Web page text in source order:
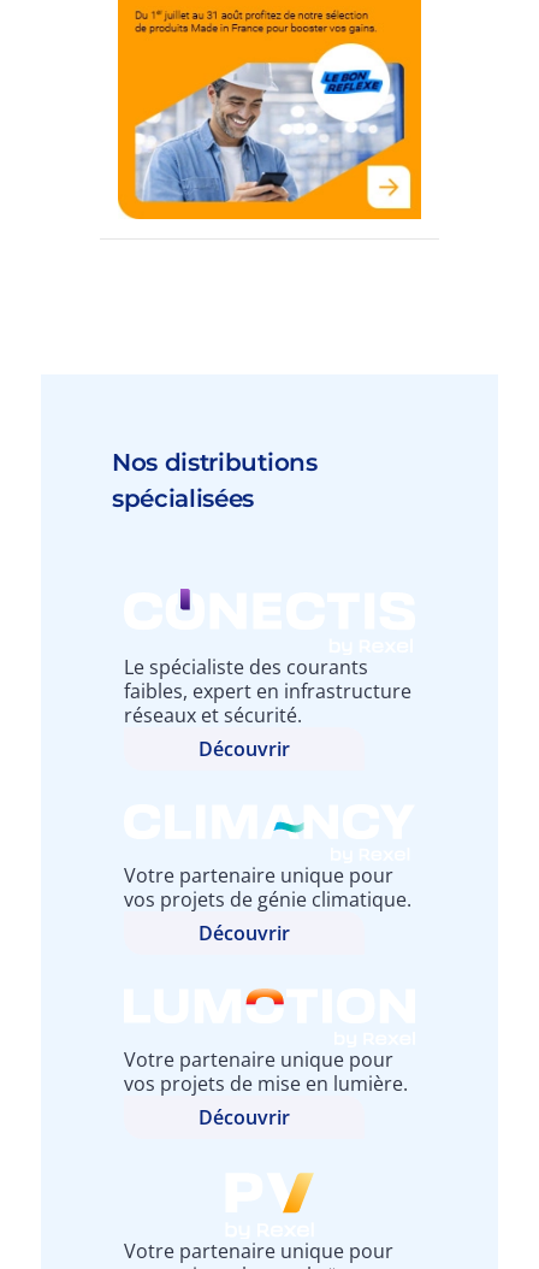
Nos distributions
spécialisées
Le spécialiste des courants
faibles, expert en infrastructure
réseaux et sécurité.
Découvrir
Votre partenaire unique pour
vos projets de génie climatique.
Découvrir
Votre partenaire unique pour
vos projets de mise en lumière.
Découvrir
Votre partenaire unique pour